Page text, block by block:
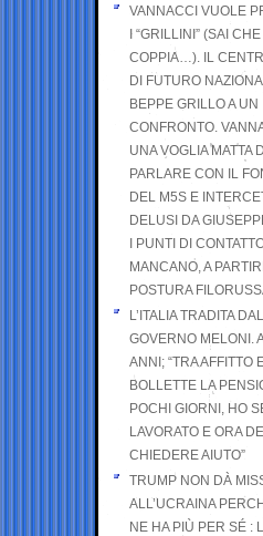
VANNACCI VUOLE
I “GRILLINI” (SAI CHE
COPPIA…). IL
DI FUTURO
BEPPE GRILLO A UN
CONFRONTO.
UNA VOGLIA MATTA DI
PARLARE CON IL
DEL M5S E
DELUSI DA
I PUNTI DI
MANCANO, A
POSTURA
L’ITALIA TRADITA DAL
GOVERNO MELONI.
ANNI; “TRA AFFITTO
BOLLETTE LA
POCHI GIORNI, HO
LAVORATO E ORA
CHIEDERE AIUTO”
TRUMP NON DÀ
ALL’UCRAINA
NE HA PIÙ PER SÉ :